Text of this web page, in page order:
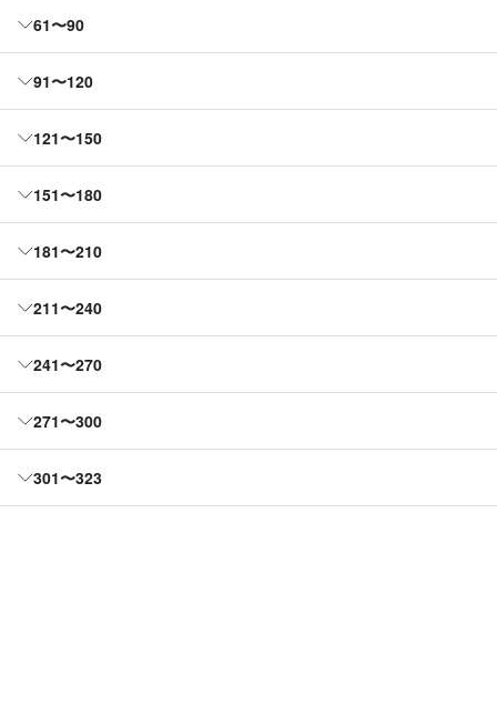
61〜90
91〜120
121〜150
151〜180
181〜210
211〜240
241〜270
271〜300
301〜323